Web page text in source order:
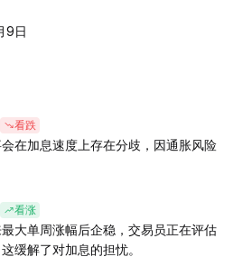
9日
看跌
在加息速度上存在分歧，因通胀风险
看涨
大单周涨幅后企稳，交易员正在评估
缓解了对加息的担忧。